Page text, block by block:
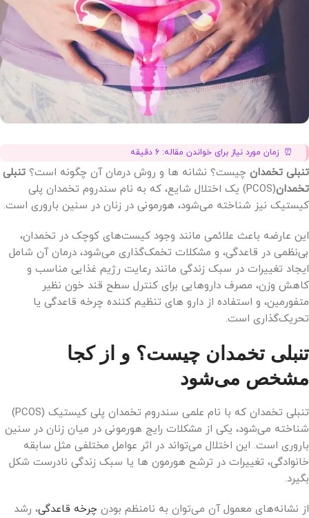
زمان مورد نیاز برای خواندن مقاله: 6 دقیقه
تنبلی تخمدان چیست؟ نشانه ها و روش درمان آن چگونه است؟ تنبلی
تخمدان
(PCOS) یک اختلال شایع، که به نام سندروم تخمدان پلی
کیستیک نیز شناخته می‌شود، هورمونی در زنان در سنین باروری است.
این عارضه باعث علائمی مانند وجود کیست‌های کوچک در تخمدان،
بی‌نظمی در قاعدگی، و مشکلات تخمک‌گذاری می‌شود، درمان آن شامل
ایجاد تغییرات در سبک زندگی مانند رعایت رژیم غذایی مناسب و
کاهش وزن، مصرف داروهایی برای کنترل سطح قند خون نظیر
متفورمین، و استفاده از دارو های تنظیم کننده چرخه قاعدگی یا
تحریک‌گذاری است.
تنبلی تخمدان چیست؟ و از کجا
مشخص می‌شود
تنبلی تخمدان که با نام علمی سندروم تخمدان پلی کیستیک (PCOS)
شناخته می‌شود، یکی از مشکلات رایج هورمونی در میان زنان در سنین
باروری است. این اختلال می‌تواند در اثر عوامل مختلفی مثل سابقه
خانوادگی، تغییرات در ترشح هورمون ها یا سبک زندگی نادرست شکل
بگیرد.
از نشانه‌های معمول آن می‌توان به نامنظم بودن چرخه قاعدگی، رشد